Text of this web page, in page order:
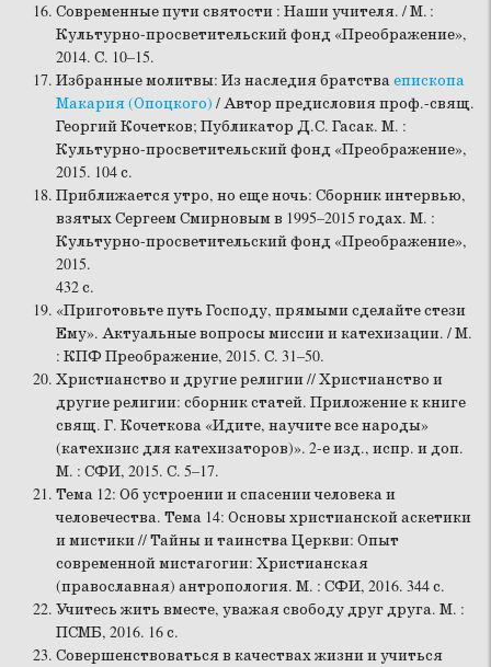
Современные пути святости : Наши учителя. / М. :
Культурно-просветительский фонд «Преображение»,
2014. С. 10–15.
Избранные молитвы: Из наследия братстваепископа
Макария (Опоцкого) / Автор предисловия проф.-свящ.
Георгий Кочетков; Публикатор Д.С. Гасак. М. :
Культурно-просветительский фонд «Преображение»,
2015. 104 с.
Приближается утро, но еще ночь: Сборник интервью,
взятых Сергеем Смирновым в 1995–2015 годах. М. :
Культурно-просветительский фонд «Преображение»,
2015.
432 с.
«Приготовьте путь Господу, прямыми сделайте стези
Ему». Актуальные вопросы миссии и катехизации. / М.
: КПФ Преображение, 2015. С. 31–50.
Христианство и другие религии // Христианство и
другие религии: сборник статей. Приложение к книге
свящ. Г. Кочеткова «Идите, научите все народы»
(катехизис для катехизаторов)». 2-е изд., испр. и доп.
М. : СФИ, 2015. С. 5–17.
Тема 12: Об устроении и спасении человека и
человечества. Тема 14: Основы христианской аскетики
и мистики // Тайны и таинства Церкви: Опыт
современной мистагогии: Христианская
(православная) антропология. М. : СФИ, 2016. 344 с.
Учитесь жить вместе, уважая свободу друг друга. М. :
ПСМБ, 2016. 16 с.
Совершенствоваться в качествах жизни и учиться